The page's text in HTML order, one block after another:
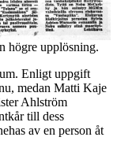
högre upplösning.
Enligt uppgift
medan Matti Kaje
Ahlström
till dess
av en person åt